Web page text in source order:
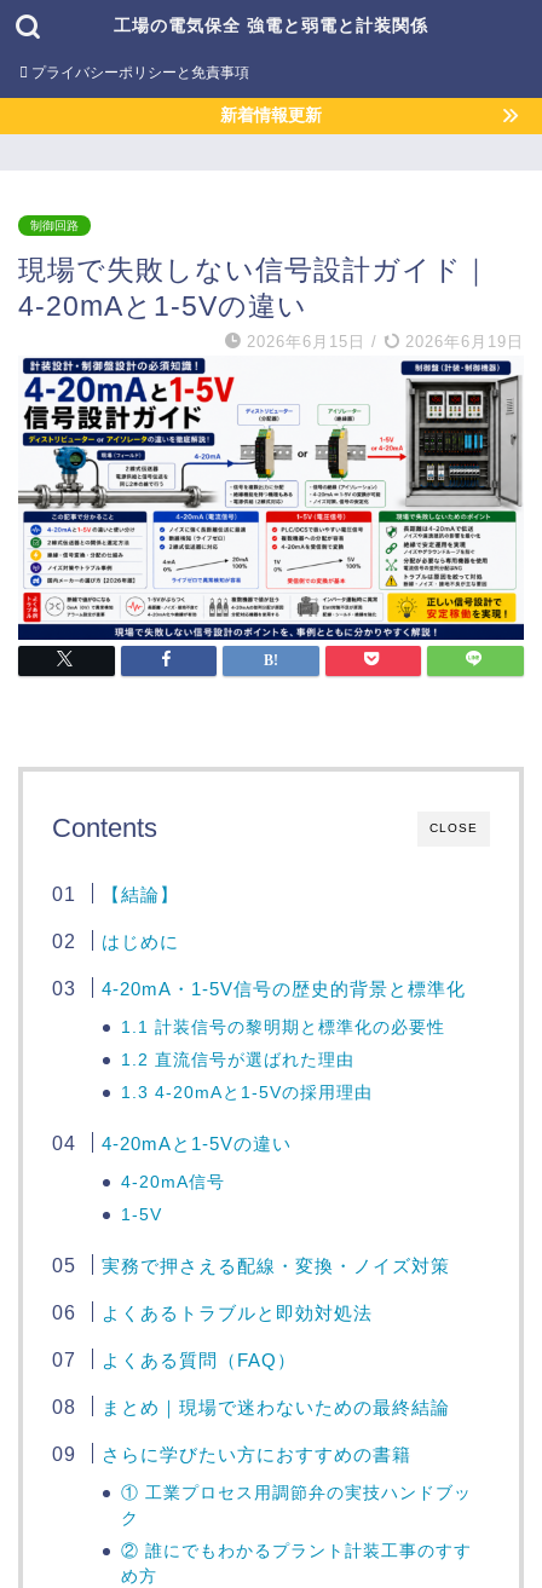
工場の電気保全 強電と弱電と計装関係
プライバシーポリシーと免責事項
新着情報更新
制御回路
現場で失敗しない信号設計ガイド｜
4‑20mAと1‑5Vの違い
2026年6月15日 / 2026年6月19日
CLOSE
Contents
【結論】
はじめに
4-20mA・1-5V信号の歴史的背景と標準化
1.1 計装信号の黎明期と標準化の必要性
1.2 直流信号が選ばれた理由
1.3 4-20mAと1-5Vの採用理由
4-20mAと1-5Vの違い
4-20mA信号
1-5V
実務で押さえる配線・変換・ノイズ対策
よくあるトラブルと即効対処法
よくある質問（FAQ）
まとめ｜現場で迷わないための最終結論
さらに学びたい方におすすめの書籍
① 工業プロセス用調節弁の実技ハンドブッ
ク
② 誰にでもわかるプラント計装工事のすす
め方